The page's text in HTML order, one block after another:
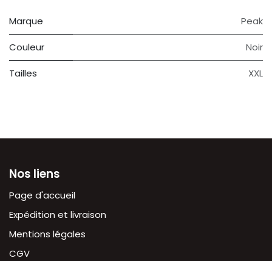
Marque Peak
Couleur Noir
Tailles XXL
Nos liens
Page d'accueil
Expédition et livraison
Mentions légales
CGV